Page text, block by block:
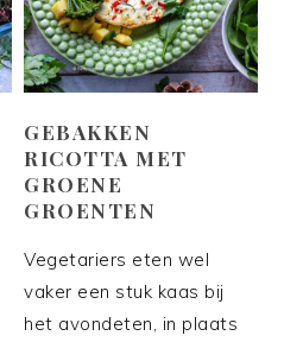
GEBAKKEN
RICOTTA MET
GROENE
GROENTEN
Vegetariers eten wel
vaker een stuk kaas bij
het avondeten, in plaats